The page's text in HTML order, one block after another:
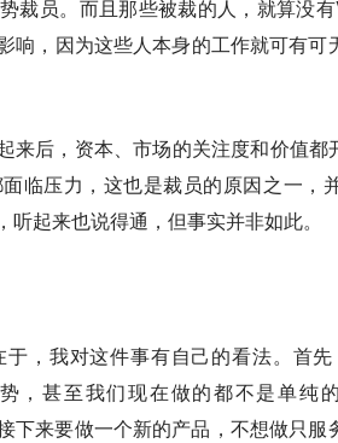
裁员。 而且那些被裁的人，就算没
响，因为这些人本身的工作就可有可
来后，资本、市场的关注度和价值都
临压力，这也是裁员的原因之一，
起来也说得通，但事实并非如此。
，我对这件事有自己的看法。首
，甚至我们现在做的都不是单纯
下来要做一个新的产品， 不想做只服